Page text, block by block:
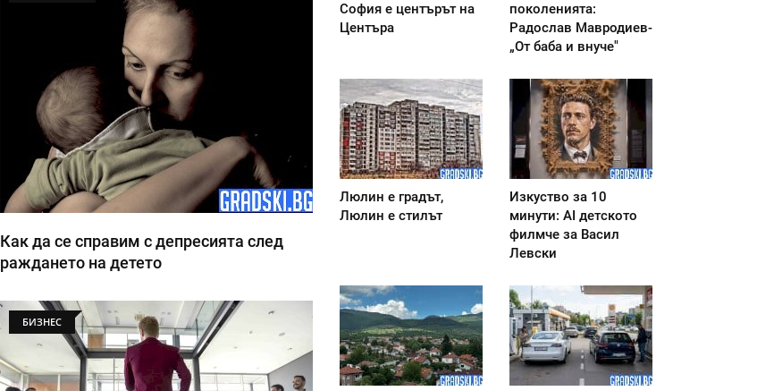
Как да се справим с депресията след
раждането на детето
БИЗНЕС
София е центърът на
Центъра
поколенията:
Радослав Мавродиев-
„От баба и внуче"
Люлин е градът,
Люлин е стилът
Изкуство за 10
минути: AI детското
филмче за Васил
Левски